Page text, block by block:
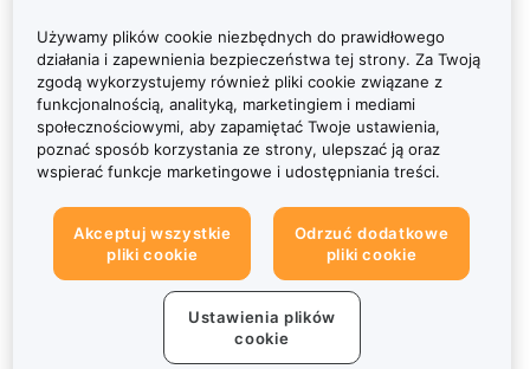
Używamy plików cookie niezbędnych do prawidłowego
działania i zapewnienia bezpieczeństwa tej strony. Za Twoją
zgodą wykorzystujemy również pliki cookie związane z
funkcjonalnością, analityką, marketingiem i mediami
społecznościowymi, aby zapamiętać Twoje ustawienia,
poznać sposób korzystania ze strony, ulepszać ją oraz
wspierać funkcje marketingowe i udostępniania treści.
Akceptuj wszystkie
pliki cookie
Odrzuć dodatkowe
pliki cookie
Ustawienia plików
cookie